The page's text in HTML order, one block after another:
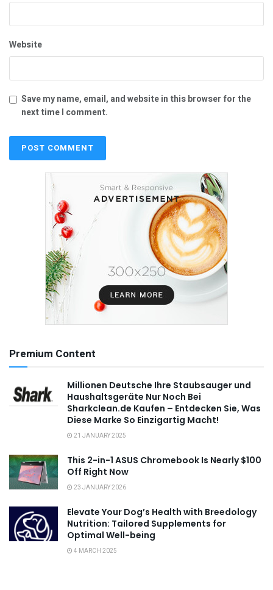
Website
Save my name, email, and website in this browser for the
next time I comment.
Premium Content
Millionen Deutsche Ihre Staubsauger und
Haushaltsgeräte Nur Noch Bei
Sharkclean.de Kaufen – Entdecken Sie, Was
Diese Marke So Einzigartig Macht!
21 JANUARY 2025
This 2-in-1 ASUS Chromebook Is Nearly $100
Off Right Now
23 JANUARY 2026
Elevate Your Dog’s Health with Breedology
Nutrition: Tailored Supplements for
Optimal Well-being
4 MARCH 2025